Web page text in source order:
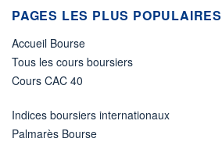
PAGES LES PLUS POPULAIRES
Accueil Bourse
Tous les cours boursiers
Cours CAC 40
Indices boursiers internationaux
Palmarès Bourse